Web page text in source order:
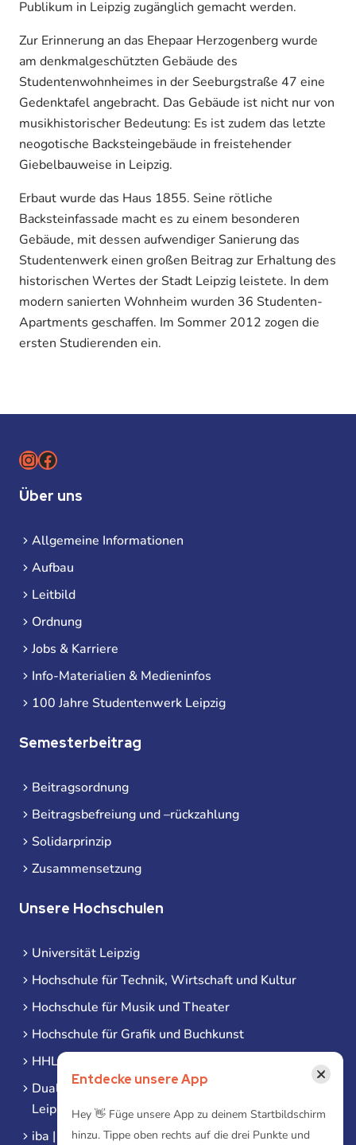
Publikum in Leipzig zugänglich gemacht werden.
Zur Erinnerung an das Ehepaar Herzogenberg wurde
am denkmalgeschützten Gebäude des
Studentenwohnheimes in der Seeburgstraße 47 eine
Gedenktafel angebracht. Das Gebäude ist nicht nur von
musikhistorischer Bedeutung: Es ist zudem das letzte
neogotische Backsteingebäude in freistehender
Giebelbauweise in Leipzig.
Erbaut wurde das Haus 1855. Seine rötliche
Backsteinfassade macht es zu einem besonderen
Gebäude, mit dessen aufwendiger Sanierung das
Studentenwerk einen großen Beitrag zur Erhaltung des
historischen Wertes der Stadt Leipzig leistete. In dem
modern sanierten Wohnheim wurden 36 Studenten-
Apartments geschaffen. Im Sommer 2012 zogen die
ersten Studierenden ein.
Instagram
Facebook
Über uns
Allgemeine Informationen
Aufbau
Leitbild
Ordnung
Jobs & Karriere
Info-Materialien & Medieninfos
100 Jahre Studentenwerk Leipzig
Semesterbeitrag
Beitragsordnung
Beitragsbefreiung und –rückzahlung
Solidarprinzip
Zusammensetzung
Unsere Hochschulen
Universität Leipzig
Hochschule für Technik, Wirtschaft und Kultur
Hochschule für Musik und Theater
Hochschule für Grafik und Buchkunst
HHL Leipzig
Duale Hochschule Sachsen (DHSN) am Standort
Leipzig
iba | Campus Leipzig
Entdecke unsere App ×
Hey 👋 Füge unsere App zu deinem Startbildschirm
hinzu. Tippe oben rechts auf die drei Punkte und